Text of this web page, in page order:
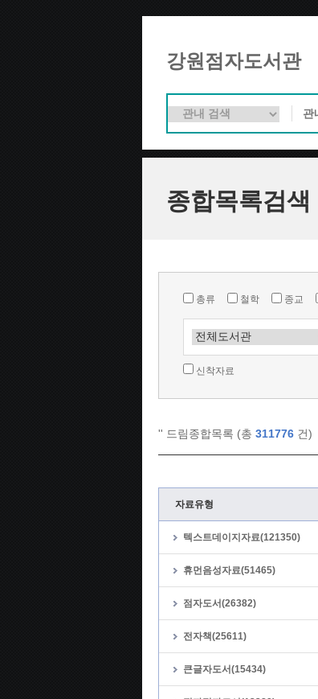
강원점자도서관
종합목록검색
총류 철학 종교
신착자료
'' 드림종합목록 (총 311776 건)
자료유형
텍스트데이지자료(121350)
휴먼음성자료(51465)
점자도서(26382)
전자책(25611)
큰글자도서(15434)